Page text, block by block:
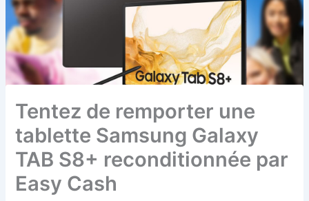
Tentez de remporter une
tablette Samsung Galaxy
TAB S8+ reconditionnée par
Easy Cash